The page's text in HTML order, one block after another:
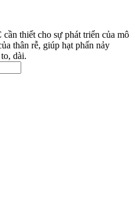
thiết cho sự phát triển của mô
thân rễ, giúp hạt phấn nảy
dài.